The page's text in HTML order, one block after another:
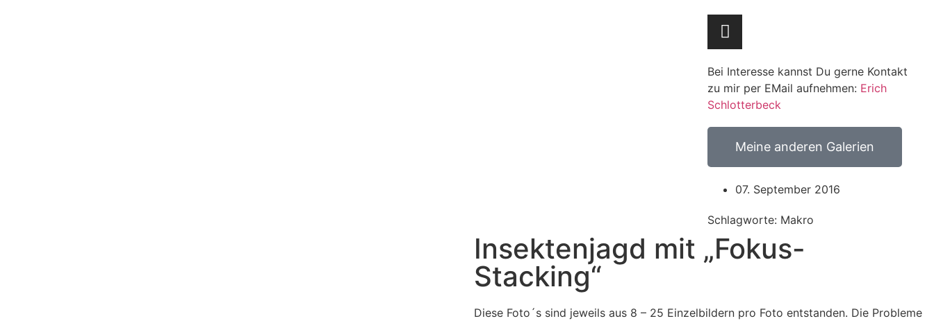
Bei Interesse kannst Du gerne Kontakt
zu mir per EMail aufnehmen: Erich
Schlotterbeck
Meine anderen Galerien
07. September 2016
Schlagworte: Makro
Insektenjagd mit „Fokus-
Stacking“
Diese Foto´s sind jeweils aus 8 – 25 Einzelbildern pro Foto entstanden. Die Probleme